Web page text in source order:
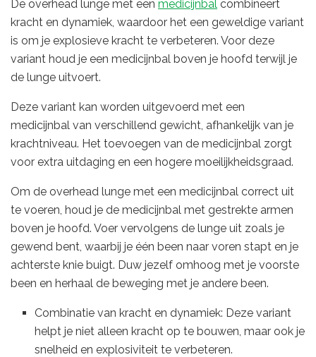
De overhead lunge met een medicijnbal combineert
kracht en dynamiek, waardoor het een geweldige variant
is om je explosieve kracht te verbeteren. Voor deze
variant houd je een medicijnbal boven je hoofd terwijl je
de lunge uitvoert.
Deze variant kan worden uitgevoerd met een
medicijnbal van verschillend gewicht, afhankelijk van je
krachtniveau. Het toevoegen van de medicijnbal zorgt
voor extra uitdaging en een hogere moeilijkheidsgraad.
Om de overhead lunge met een medicijnbal correct uit
te voeren, houd je de medicijnbal met gestrekte armen
boven je hoofd. Voer vervolgens de lunge uit zoals je
gewend bent, waarbij je één been naar voren stapt en je
achterste knie buigt. Duw jezelf omhoog met je voorste
been en herhaal de beweging met je andere been.
Combinatie van kracht en dynamiek: Deze variant
helpt je niet alleen kracht op te bouwen, maar ook je
snelheid en explosiviteit te verbeteren.